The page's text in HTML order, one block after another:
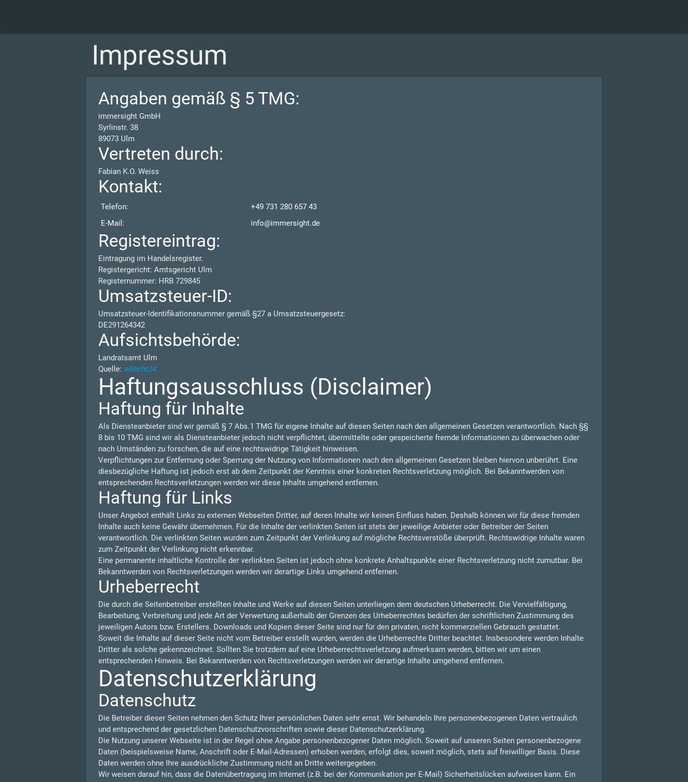
Impressum
Angaben gemäß § 5 TMG:
immersight GmbH
Syrlinstr. 38
89073 Ulm
Vertreten durch:
Fabian K.O. Weiss
Kontakt:
Telefon:
+49 731 280 657 43
E-Mail:
info@immersight.de
Registereintrag:
Eintragung im Handelsregister.
Registergericht: Amtsgericht Ulm
Registernummer: HRB 729845
Umsatzsteuer-ID:
Umsatzsteuer-Identifikationsnummer gemäß §27 a Umsatzsteuergesetz:
DE291264342
Aufsichtsbehörde:
Landratsamt Ulm
Quelle: eRecht24
Haftungsausschluss (Disclaimer)
Haftung für Inhalte
Als Diensteanbieter sind wir gemäß § 7 Abs.1 TMG für eigene Inhalte auf diesen Seiten nach den allgemeinen Gesetzen verantwortlich. Nach §§
8 bis 10 TMG sind wir als Diensteanbieter jedoch nicht verpflichtet, übermittelte oder gespeicherte fremde Informationen zu überwachen oder
nach Umständen zu forschen, die auf eine rechtswidrige Tätigkeit hinweisen.
Verpflichtungen zur Entfernung oder Sperrung der Nutzung von Informationen nach den allgemeinen Gesetzen bleiben hiervon unberührt. Eine
diesbezügliche Haftung ist jedoch erst ab dem Zeitpunkt der Kenntnis einer konkreten Rechtsverletzung möglich. Bei Bekanntwerden von
entsprechenden Rechtsverletzungen werden wir diese Inhalte umgehend entfernen.
Haftung für Links
Unser Angebot enthält Links zu externen Webseiten Dritter, auf deren Inhalte wir keinen Einfluss haben. Deshalb können wir für diese fremden
Inhalte auch keine Gewähr übernehmen. Für die Inhalte der verlinkten Seiten ist stets der jeweilige Anbieter oder Betreiber der Seiten
verantwortlich. Die verlinkten Seiten wurden zum Zeitpunkt der Verlinkung auf mögliche Rechtsverstöße überprüft. Rechtswidrige Inhalte waren
zum Zeitpunkt der Verlinkung nicht erkennbar.
Eine permanente inhaltliche Kontrolle der verlinkten Seiten ist jedoch ohne konkrete Anhaltspunkte einer Rechtsverletzung nicht zumutbar. Bei
Bekanntwerden von Rechtsverletzungen werden wir derartige Links umgehend entfernen.
Urheberrecht
Die durch die Seitenbetreiber erstellten Inhalte und Werke auf diesen Seiten unterliegen dem deutschen Urheberrecht. Die Vervielfältigung,
Bearbeitung, Verbreitung und jede Art der Verwertung außerhalb der Grenzen des Urheberrechtes bedürfen der schriftlichen Zustimmung des
jeweiligen Autors bzw. Erstellers. Downloads und Kopien dieser Seite sind nur für den privaten, nicht kommerziellen Gebrauch gestattet.
Soweit die Inhalte auf dieser Seite nicht vom Betreiber erstellt wurden, werden die Urheberrechte Dritter beachtet. Insbesondere werden Inhalte
Dritter als solche gekennzeichnet. Sollten Sie trotzdem auf eine Urheberrechtsverletzung aufmerksam werden, bitten wir um einen
entsprechenden Hinweis. Bei Bekanntwerden von Rechtsverletzungen werden wir derartige Inhalte umgehend entfernen.
Datenschutzerklärung
Datenschutz
Die Betreiber dieser Seiten nehmen den Schutz Ihrer persönlichen Daten sehr ernst. Wir behandeln Ihre personenbezogenen Daten vertraulich
und entsprechend der gesetzlichen Datenschutzvorschriften sowie dieser Datenschutzerklärung.
Die Nutzung unserer Webseite ist in der Regel ohne Angabe personenbezogener Daten möglich. Soweit auf unseren Seiten personenbezogene
Daten (beispielsweise Name, Anschrift oder E-Mail-Adressen) erhoben werden, erfolgt dies, soweit möglich, stets auf freiwilliger Basis. Diese
Daten werden ohne Ihre ausdrückliche Zustimmung nicht an Dritte weitergegeben.
Wir weisen darauf hin, dass die Datenübertragung im Internet (z.B. bei der Kommunikation per E-Mail) Sicherheitslücken aufweisen kann. Ein